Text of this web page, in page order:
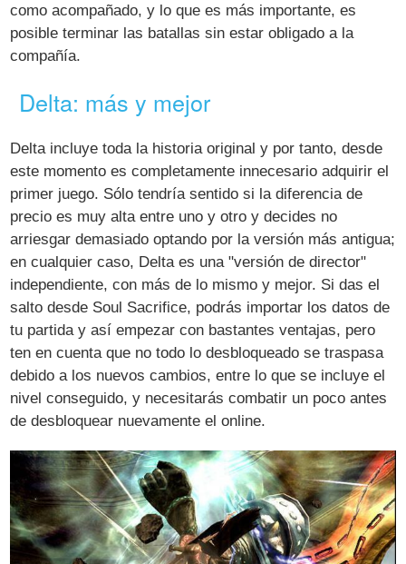
como acompañado, y lo que es más importante, es
posible terminar las batallas sin estar obligado a la
compañía.
Delta: más y mejor
Delta incluye toda la historia original y por tanto, desde
este momento es completamente innecesario adquirir el
primer juego. Sólo tendría sentido si la diferencia de
precio es muy alta entre uno y otro y decides no
arriesgar demasiado optando por la versión más antigua;
en cualquier caso, Delta es una "versión de director"
independiente, con más de lo mismo y mejor. Si das el
salto desde Soul Sacrifice, podrás importar los datos de
tu partida y así empezar con bastantes ventajas, pero
ten en cuenta que no todo lo desbloqueado se traspasa
debido a los nuevos cambios, entre lo que se incluye el
nivel conseguido, y necesitarás combatir un poco antes
de desbloquear nuevamente el online.